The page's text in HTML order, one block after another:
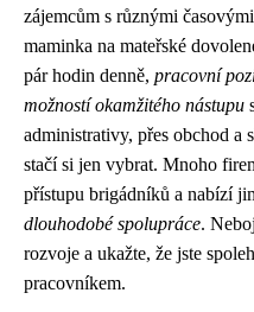
zájemcům s různými
maminka na mateřské
pár hodin denně, pracovní
možností okamžitého nástupu
administrativy, přes obchod a
stačí si jen vybrat. Mnoho
přístupu brigádníků a nabízí
dlouhodobé spolupráce.
rozvoje a ukažte, že jste
pracovníkem.